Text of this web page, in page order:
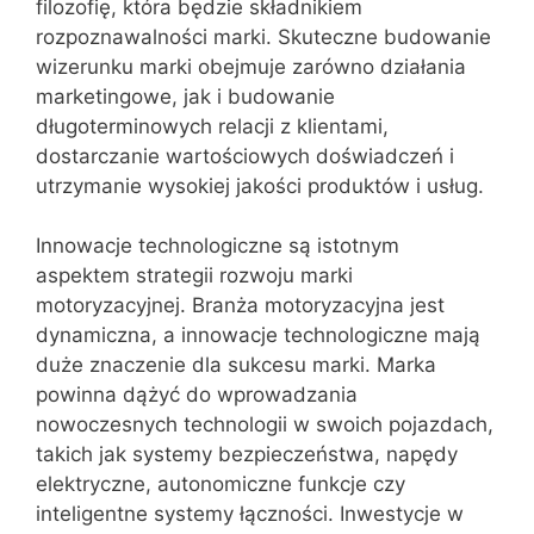
filozofię, która będzie składnikiem
rozpoznawalności marki. Skuteczne budowanie
wizerunku marki obejmuje zarówno działania
marketingowe, jak i budowanie
długoterminowych relacji z klientami,
dostarczanie wartościowych doświadczeń i
utrzymanie wysokiej jakości produktów i usług.
Innowacje technologiczne są istotnym
aspektem strategii rozwoju marki
motoryzacyjnej. Branża motoryzacyjna jest
dynamiczna, a innowacje technologiczne mają
duże znaczenie dla sukcesu marki. Marka
powinna dążyć do wprowadzania
nowoczesnych technologii w swoich pojazdach,
takich jak systemy bezpieczeństwa, napędy
elektryczne, autonomiczne funkcje czy
inteligentne systemy łączności. Inwestycje w